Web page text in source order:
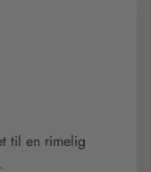
til en rimelig